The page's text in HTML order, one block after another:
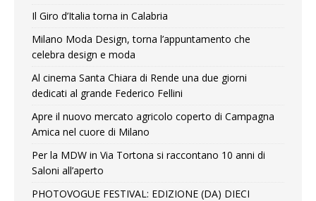
Il Giro d’Italia torna in Calabria
Milano Moda Design, torna l’appuntamento che
celebra design e moda
Al cinema Santa Chiara di Rende una due giorni
dedicati al grande Federico Fellini
Apre il nuovo mercato agricolo coperto di Campagna
Amica nel cuore di Milano
Per la MDW in Via Tortona si raccontano 10 anni di
Saloni all’aperto
PHOTOVOGUE FESTIVAL: EDIZIONE (DA) DIECI